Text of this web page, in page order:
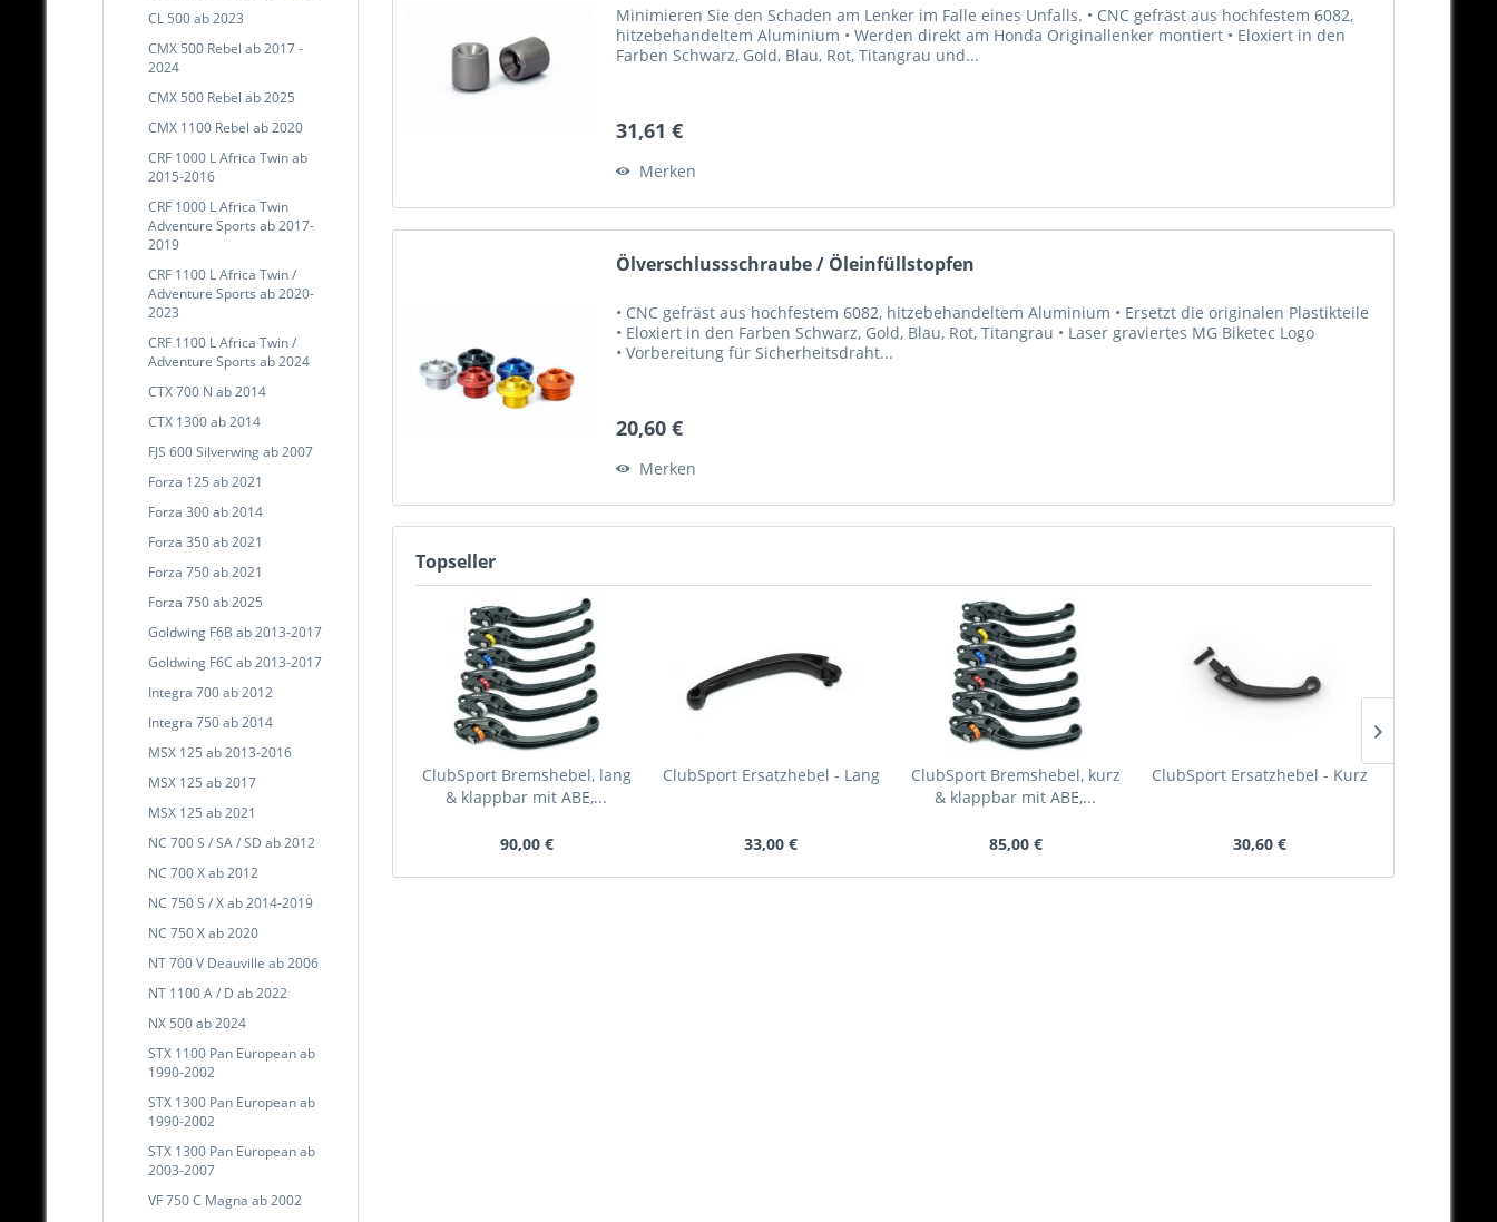
CL 500 ab 2023
CMX 500 Rebel ab 2017 -
2024
CMX 500 Rebel ab 2025
CMX 1100 Rebel ab 2020
CRF 1000 L Africa Twin ab
2015-2016
CRF 1000 L Africa Twin
Adventure Sports ab 2017-
2019
CRF 1100 L Africa Twin /
Adventure Sports ab 2020-
2023
CRF 1100 L Africa Twin /
Adventure Sports ab 2024
CTX 700 N ab 2014
CTX 1300 ab 2014
FJS 600 Silverwing ab 2007
Forza 125 ab 2021
Forza 300 ab 2014
Forza 350 ab 2021
Forza 750 ab 2021
Forza 750 ab 2025
Goldwing F6B ab 2013-2017
Goldwing F6C ab 2013-2017
Integra 700 ab 2012
Integra 750 ab 2014
MSX 125 ab 2013-2016
MSX 125 ab 2017
MSX 125 ab 2021
NC 700 S / SA / SD ab 2012
NC 700 X ab 2012
NC 750 S / X ab 2014-2019
NC 750 X ab 2020
NT 700 V Deauville ab 2006
NT 1100 A / D ab 2022
NX 500 ab 2024
STX 1100 Pan European ab
1990-2002
STX 1300 Pan European ab
1990-2002
STX 1300 Pan European ab
2003-2007
VF 750 C Magna ab 2002
Minimieren Sie den Schaden am Lenker im Falle eines Unfalls. • CNC gefräst aus hochfestem 6082,
hitzebehandeltem Aluminium • Werden direkt am Honda Originallenker montiert • Eloxiert in den
Farben Schwarz, Gold, Blau, Rot, Titangrau und...
31,61 €
Merken
Ölverschlussschraube / Öleinfüllstopfen
• CNC gefräst aus hochfestem 6082, hitzebehandeltem Aluminium • Ersetzt die originalen Plastikteile
• Eloxiert in den Farben Schwarz, Gold, Blau, Rot, Titangrau • Laser graviertes MG Biketec Logo
• Vorbereitung für Sicherheitsdraht...
20,60 €
Merken
Topseller
ClubSport Bremshebel, lang
& klappbar mit ABE,...
90,00 €
ClubSport Ersatzhebel - Lang
33,00 €
ClubSport Bremshebel, kurz
& klappbar mit ABE,...
85,00 €
ClubSport Ersatzhebel - Kurz
30,60 €